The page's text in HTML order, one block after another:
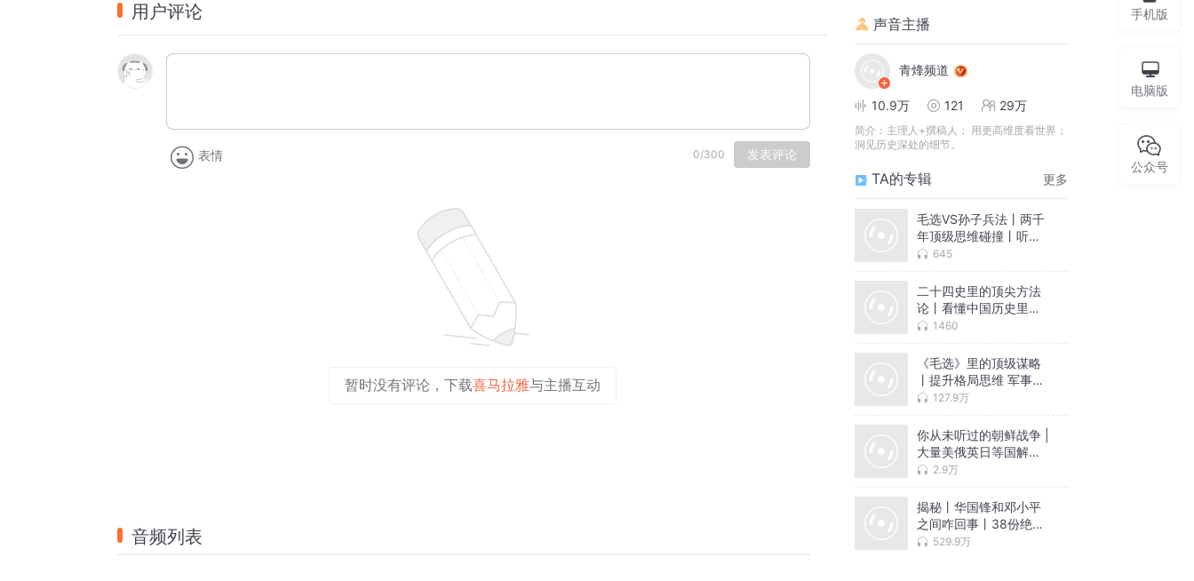
用户评论
表情 0/300 发表评论
暂时没有评论，下载喜马拉雅与主播互动
音频列表
声音主播
青烽频道
10.9万 121 29万
简介： 主理人+撰稿人； 用更高维度看世界；
洞见历史深处的细节。
TA的专辑 更多
毛选VS孙子兵法丨两千
年顶级思维碰撞丨听完
格局炸裂
645
二十四史里的顶尖方法
论丨看懂中国历史里的
人性铁律 高情商处事 活
1460
《毛选》里的顶级谋略
丨提升格局思维 军事政
治商业谋略 为人处世秘
人生开挂必听
127.9万
你从未听过的朝鲜战争 |
大量美俄英日等国解密
文件2.9万
揭秘丨华国锋和邓小平
之间咋回事丨38份绝密
文件曝光
529.9万
手机版
电脑版
公众号